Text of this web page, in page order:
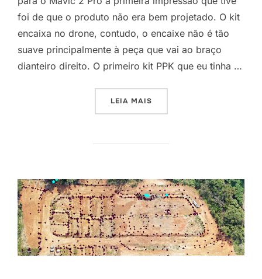
foi de que o produto não era bem projetado. O kit
encaixa no drone, contudo, o encaixe não é tão
suave principalmente à peça que vai ao braço
dianteiro direito. O primeiro kit PPK que eu tinha …
LEIA MAIS